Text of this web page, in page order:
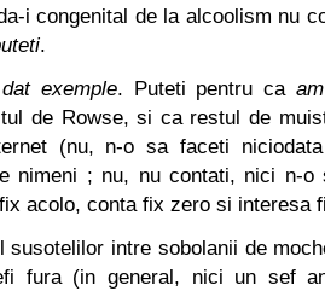
i congenital de la alcoolism nu
.
exemple. Puteti pentru ca
de Rowse, si ca restul de
(nu, n-o sa faceti
nimeni ; nu, nu contati, nici n-o
acolo, conta fix zero si interesa
susotelilor intre sobolanii de
fura (in general, nici un sef